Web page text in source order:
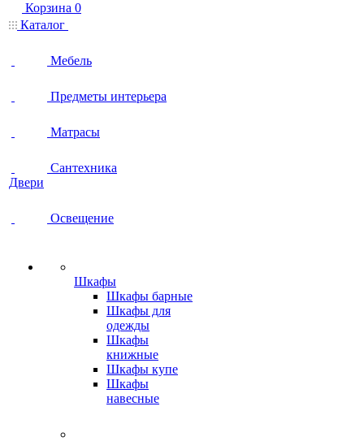
Корзина 0
Каталог
Мебель
Предметы интерьера
Матрасы
Сантехника
Двери
Освещение
Шкафы
Шкафы барные
Шкафы для
одежды
Шкафы
книжные
Шкафы купе
Шкафы
навесные